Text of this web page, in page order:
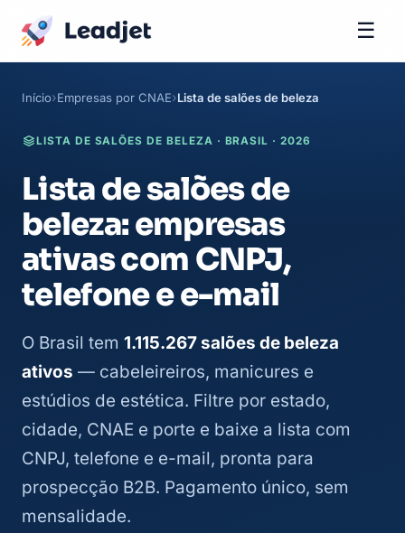
☰
Início Empresas por CNAE Lista de salões de beleza
LISTA DE SALÕES DE BELEZA · BRASIL · 2026
Lista de salões de
beleza: empresas
ativas com CNPJ,
telefone e e-mail
O Brasil tem 1.115.267 salões de beleza
ativos — cabeleireiros, manicures e
estúdios de estética. Filtre por estado,
cidade, CNAE e porte e baixe a lista com
CNPJ, telefone e e-mail, pronta para
prospecção B2B. Pagamento único, sem
mensalidade.